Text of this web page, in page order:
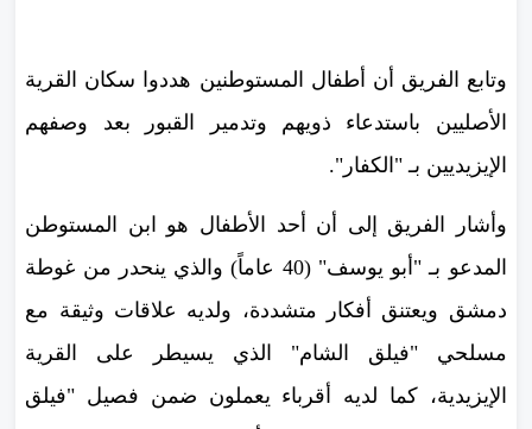
وتابع الفريق أن أطفال المستوطنين هددوا سكان القرية
الأصليين باستدعاء ذويهم وتدمير القبور بعد وصفهم
الإيزيديين بـ "الكفار".
وأشار الفريق إلى أن أحد الأطفال هو ابن المستوطن
المدعو بـ "أبو يوسف" (40 عاماً) والذي ينحدر من غوطة
دمشق ويعتنق أفكار متشددة، ولديه علاقات وثيقة مع
مسلحي "فيلق الشام" الذي يسيطر على القرية
الإيزيدية، كما لديه أقرباء يعملون ضمن فصيل "فيلق